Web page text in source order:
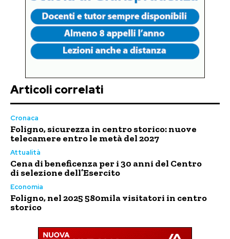
Articoli correlati
Cronaca
Foligno, sicurezza in centro storico: nuove
telecamere entro le metà del 2027
Attualità
Cena di beneficenza per i 30 anni del Centro
di selezione dell’Esercito
Economia
Foligno, nel 2025 580mila visitatori in centro
storico